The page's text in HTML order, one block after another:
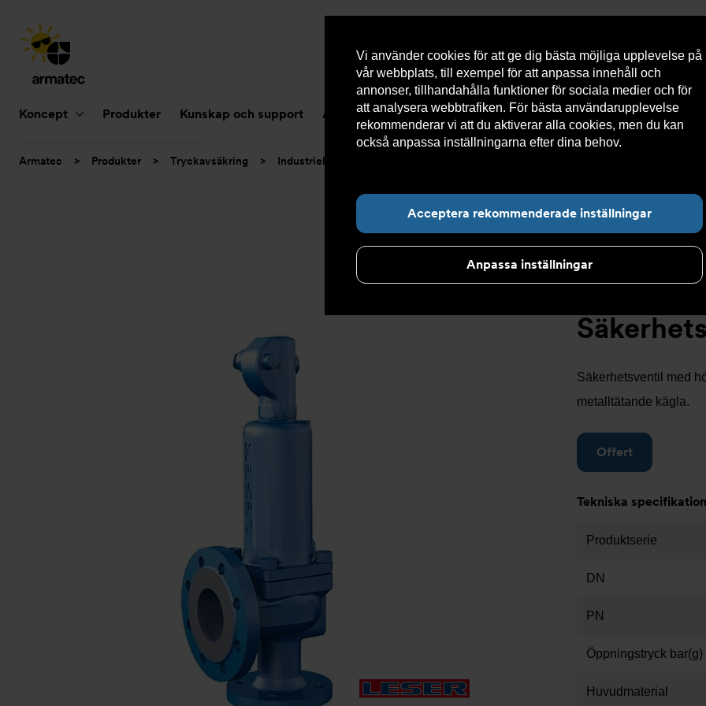
Vi använder cookies för att ge dig bästa möjliga upplevelse på
vår webbplats, till exempel för att anpassa innehåll och
annonser, tillhandahålla funktioner för sociala medier och för
att analysera webbtrafiken. För bästa användarupplevelse
rekommenderar vi att du aktiverar alla cookies, men du kan
också anpassa inställningarna efter dina behov.
Acceptera rekommenderade inställningar
Anpassa inställningar
Koncept Produkter Kunskap och support Aktuellt Om Armatec Hållbarhet Kontakta oss
Du
Armatec > Produkter > Tryckavsäkring > Industriella säkerhetsventiler
Säkerhetsventil med
metalltätande kägla.
Offert
Tekniska
Produktserie
DN
PN
Öppningstryck bar(g)
Huvudmaterial